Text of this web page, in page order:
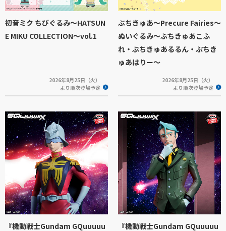
初音ミク ちびぐるみ～HATSUN
E MIKU COLLECTION～vol.1
2026年8月25日（火）
より順次登場予定
ぷちきゅあ～Precure Fairies～
ぬいぐるみ～ぷちきゅあこふ
れ・ぷちきゅあるるん・ぷちき
ゅあはりー～
2026年8月25日（火）
より順次登場予定
『機動戦士Gundam GQuuuuu 『機動戦士Gundam GQuuuuu